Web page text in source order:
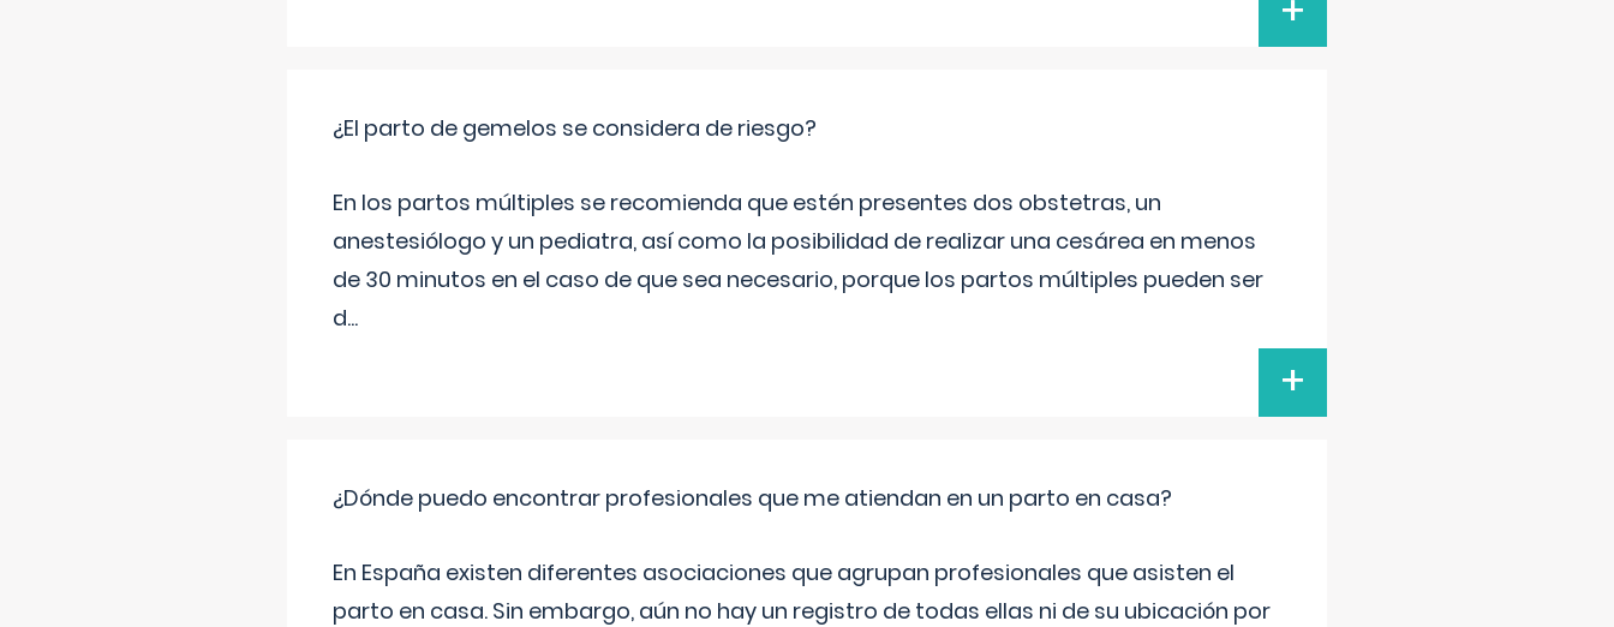
¿El parto de gemelos se considera de riesgo?
En los partos múltiples se recomienda que estén presentes dos obstetras, un
anestesiólogo y un pediatra, así como la posibilidad de realizar una cesárea en menos
de 30 minutos en el caso de que sea necesario, porque los partos múltiples pueden ser
d...
+
¿Dónde puedo encontrar profesionales que me atiendan en un parto en casa?
En España existen diferentes asociaciones que agrupan profesionales que asisten el
parto en casa. Sin embargo, aún no hay un registro de todas ellas ni de su ubicación por